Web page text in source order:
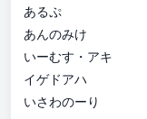
あるぷ
あんのみけ
いーむす・アキ
イゲドアハ
いさわのーり